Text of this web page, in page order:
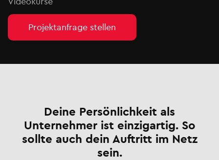
Projektanfrage stellen
Deine Persönlichkeit als
Unternehmer ist einzigartig. So
sollte auch dein Auftritt im Netz
sein.